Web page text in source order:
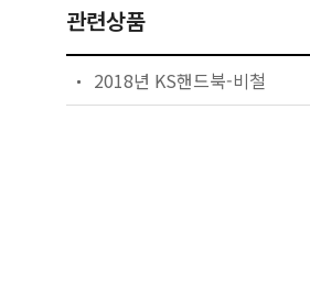
관련상품
2018년 KS핸드북-비철